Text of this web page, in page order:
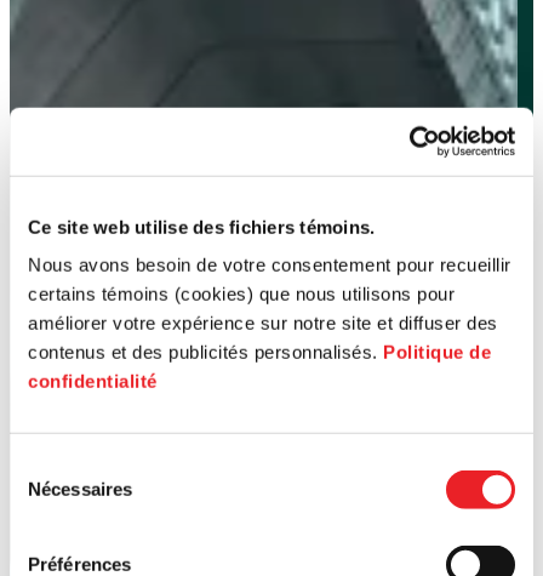
Ce site web utilise des fichiers témoins.
Nous avons besoin de votre consentement pour recueillir
certains témoins (cookies) que nous utilisons pour
améliorer votre expérience sur notre site et diffuser des
contenus et des publicités personnalisés. Politique de
confidentialité
Nécessaires
Préférences